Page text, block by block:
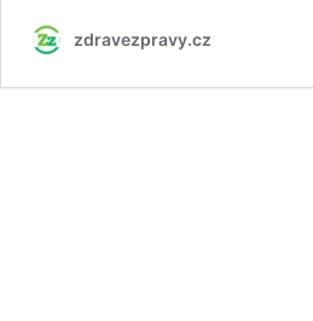
zdravezpravy.cz